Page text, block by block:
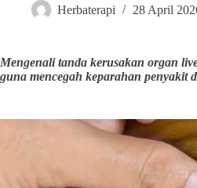
Herbaterapi 28 April
Mengenali tanda kerusakan organ
guna mencegah keparahan penyakit